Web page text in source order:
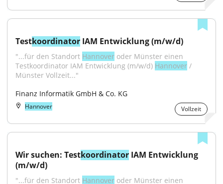
Testkoordinator IAM Entwicklung (m/w/d)
"...für den Standort Hannover oder Münster einen
Testkoordinator IAM Entwicklung (m/w/d) Hannover /
Münster Vollzeit..."
Finanz Informatik GmbH & Co. KG
Hannover Vollzeit
Wir suchen: Testkoordinator IAM Entwicklung
(m/w/d)
"...für den Standort Hannover oder Münster einen